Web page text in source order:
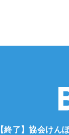
【終了】協会け